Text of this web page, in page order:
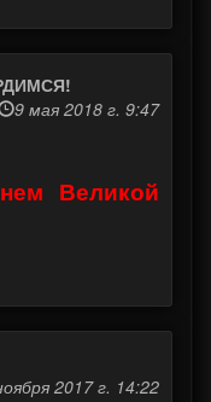
9 мая 2018 г. 9:47
Великой
2017 г. 14:22